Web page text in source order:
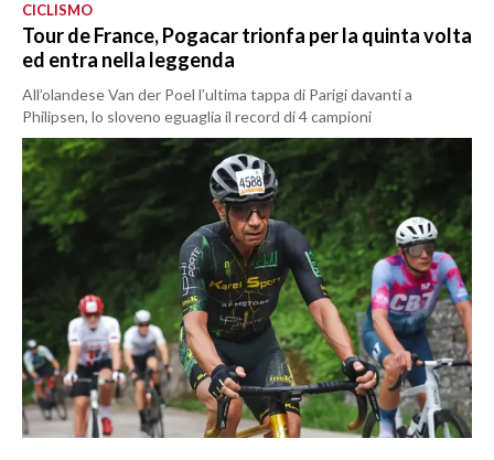
CICLISMO
Tour de France, Pogacar trionfa per la quinta volta
ed entra nella leggenda
All’olandese Van der Poel l’ultima tappa di Parigi davanti a
Philipsen, lo sloveno eguaglia il record di 4 campioni